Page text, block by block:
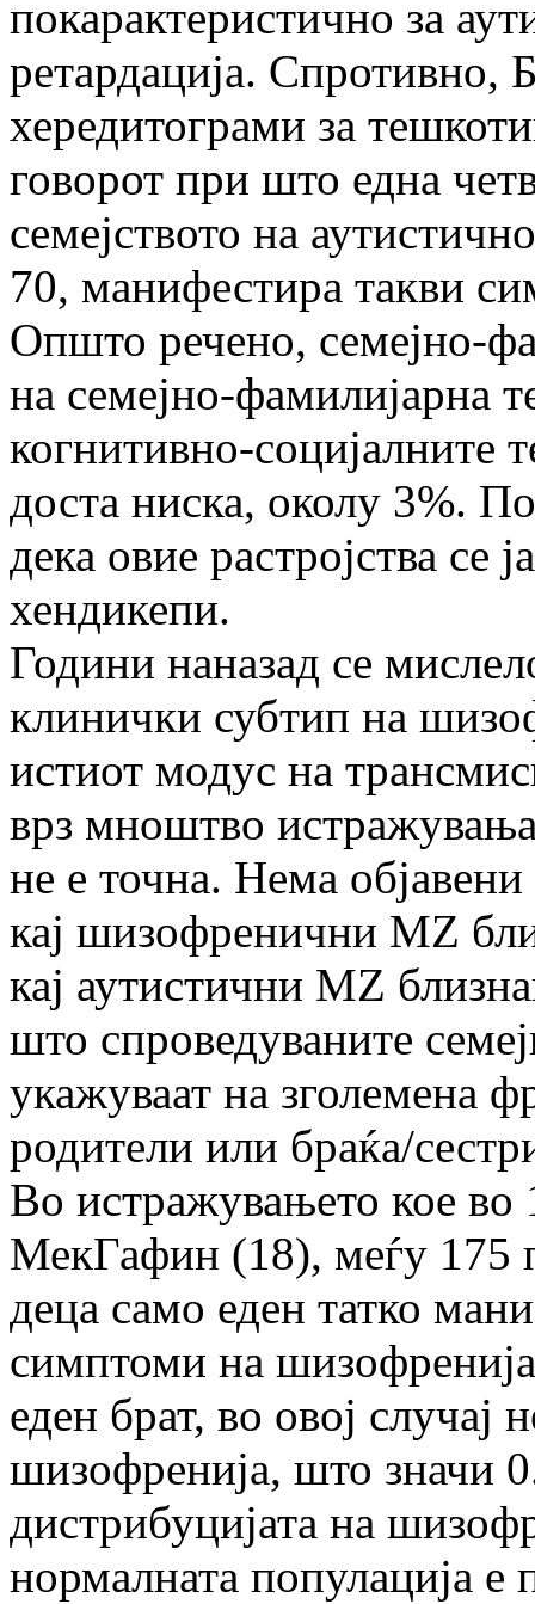
покарактеристично за
ретардација. Спротивно,
хередитограми за
говорот при што една
семејството на
70, манифестира такви
Општо речено, семејно-
на семејно-фамилијарна
когнитивно-социјалните
доста ниска, околу 3%.
дека овие растројства се
хендикепи.
Години наназад се
клинички субтип на
истиот модус на
врз мноштво
не е точна. Нема објавени
кај шизофренични MZ
кај аутистични MZ
што спроведуваните
укажуваат на зголемена
родители или браќа/
Во истражувањето кое во
МекГафин (18), меѓу 175
деца само еден татко
симптоми на
еден брат, во овој случај
шизофренија, што значи
дистрибуцијата на
нормалната популација е